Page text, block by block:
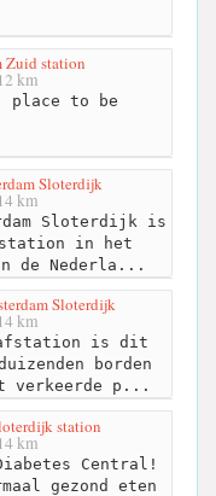
Zuid station
km
place to be
Sloterdijk
km
Sloterdijk is
in het
de Nederla...
Sloterdijk
km
is dit
borden
verkeerde p...
station
km
Central!
gezond eten